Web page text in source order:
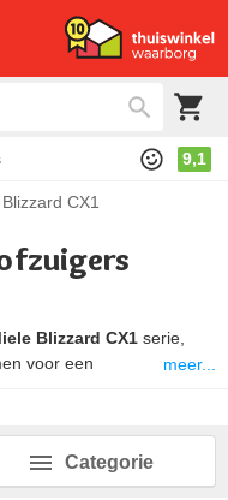
9,1
CX1
Blizzard CX1 serie,
voor een
nieuwe normen in
de revolutionaire Vortex-
reiniging op alle
legingssysteem zorgt
meer...
Categorie